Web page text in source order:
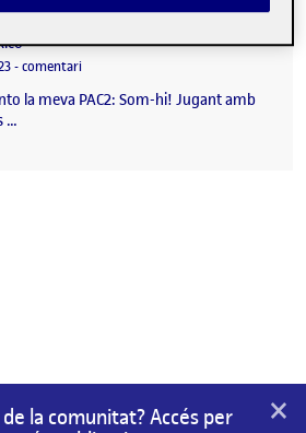
PAC2: Som-hi! Jugant amb geometries i tipografies
-comentariel PAC2: Som-hi! Jugant amb
la meva PAC2: Som-hi! Jugant amb
…
la comunitat? Accés per
×